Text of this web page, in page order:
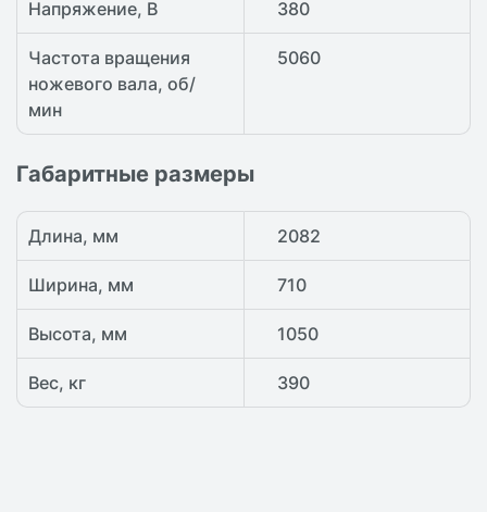
Напряжение, В 380
Частота вращения
ножевого вала, об/
мин
5060
Габаритные размеры
Длина, мм 2082
Ширина, мм 710
Высота, мм 1050
Вес, кг 390